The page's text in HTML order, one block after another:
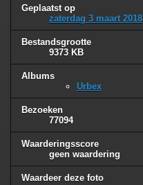
Geplaatst op
zaterdag 3 maart 2018
Bestandsgrootte
9373 KB
Albums
Urbex
Bezoeken
77094
Waarderingsscore
geen waardering
Waardeer deze foto